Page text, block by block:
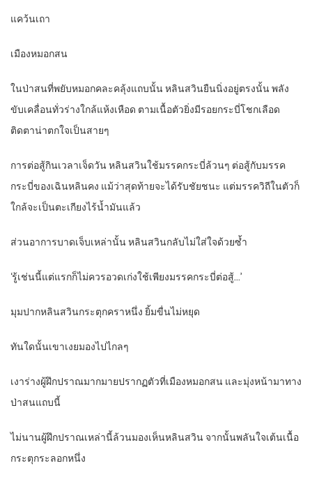
แคว้นเถา
เมืองหมอกสน
ในป่าสนที่พยับหมอกคละคลุ้งแถบนั้น หลินสวินยืนนิ่งอยู่ตรงนั้น พลัง
ขับเคลื่อนทั่วร่างใกล้แห้งเหือด ตามเนื้อตัวยิ่งมีรอยกระบี่โชกเลือด
ติดตาน่าตกใจเป็นสายๆ
การต่อสู้กินเวลาเจ็ดวัน หลินสวินใช้มรรคกระบี่ล้วนๆ ต่อสู้กับมรรค
กระบี่ของเฉินหลินคง แม้ว่าสุดท้ายจะได้รับชัยชนะ แต่มรรควิถีในตัวก็
ใกล้จะเป็นตะเกียงไร้น้ำมันแล้ว
ส่วนอาการบาดเจ็บเหล่านั้น หลินสวินกลับไม่ใส่ใจด้วยซ้ำ
‘รู้เช่นนี้แต่แรกก็ไม่ควรอวดเก่งใช้เพียงมรรคกระบี่ต่อสู้…’
มุมปากหลินสวินกระตุกคราหนึ่ง ยิ้มขื่นไม่หยุด
ทันใดนั้นเขาเงยมองไปไกลๆ
เงาร่างผู้ฝึกปราณมากมายปรากฏตัวที่เมืองหมอกสน และมุ่งหน้ามาทาง
ป่าสนแถบนี้
ไม่นานผู้ฝึกปราณเหล่านี้ล้วนมองเห็นหลินสวิน จากนั้นพลันใจเต้นเนื้อ
กระตุกระลอกหนึ่ง